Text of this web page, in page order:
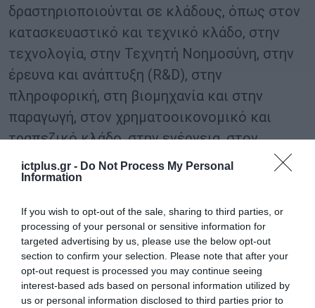
ictplus.gr - Do Not Process My Personal
Information
If you wish to opt-out of the sale, sharing to third parties, or
processing of your personal or sensitive information for
targeted advertising by us, please use the below opt-out
section to confirm your selection. Please note that after your
opt-out request is processed you may continue seeing
interest-based ads based on personal information utilized by
us or personal information disclosed to third parties prior to
δραστηριοποιούνται σε κλάδους, όπως στον
κατασκευαστικό και τεχνικό κλάδο, στην
τεχνολογία, στην Τεχνητή Νοημοσύνη, στην
έρευνα και ανάπτυξη (R&D), στην
πληροφορική, στη βιομηχανία και στην
παραγωγή, στον χρηματοοικονομικό και
τραπεζικό κλάδο, στην ενέργεια, στον
ασφαλιστικό κλάδο, στα νομικά
επαγγέλματα, στη ναυτιλία, στον κλάδο της
στον τομέα της ενημέρωσης και των media,
στον τουρισμό και τη φιλοξενία, στη
φαρμακοβιομηχανία, καθώς και στον
ιατρικό-υγειονομικό κλάδο.